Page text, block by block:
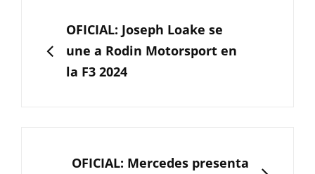
entradas
ANTERIOR
OFICIAL: Joseph Loake se
une a Rodin Motorsport en
la F3 2024
SIGUIENTE
OFICIAL: Mercedes presenta